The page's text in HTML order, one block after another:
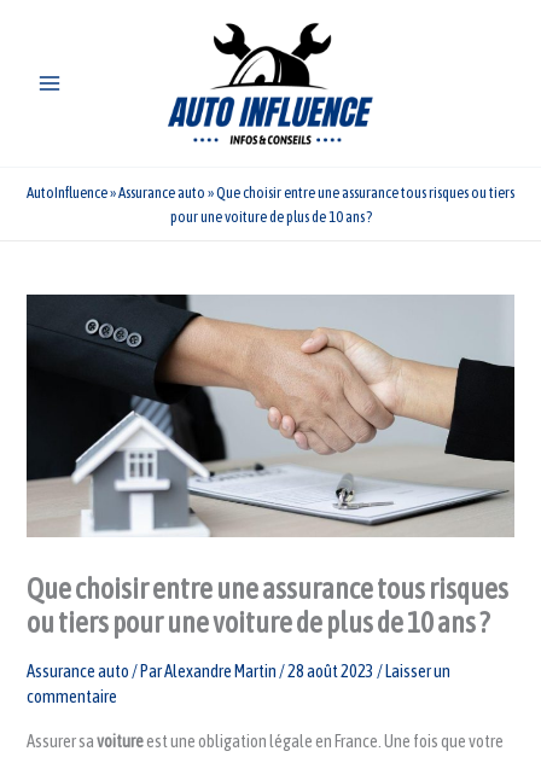
AutoInfluence»Assurance auto »Que choisir entre une assurance tous risques ou tiers
pour une voiture de plus de 10 ans ?
Que choisir entre une assurance tous risques
ou tiers pour une voiture de plus de 10 ans ?
Assurance auto / ParAlexandre Martin /28 août 2023 /Laisser un
commentaire
Assurer savoitureest une obligation légale en France. Une fois que votre